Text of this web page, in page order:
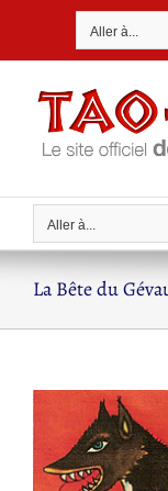
Aller à...
Aller à...
La Bête du